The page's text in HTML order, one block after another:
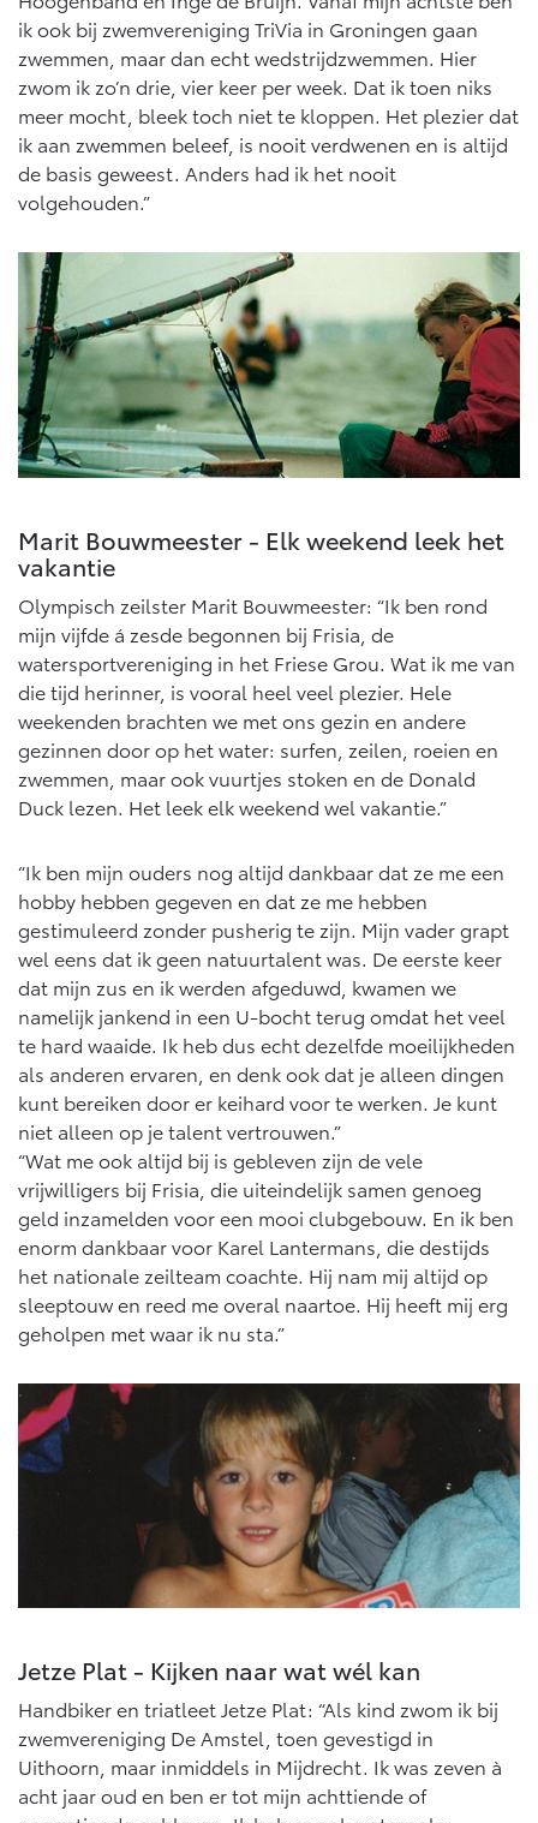
Vanaf € 46.301,- Vanaf € 56.570,-
Land Cruiser (excl. BTW)
Vanaf € 89.986,-
ik ook bij zwemvereniging TriVia in Groningen gaan
zwemmen, maar dan echt wedstrijdzwemmen. Hier
zwom ik zo’n drie, vier keer per week. Dat ik toen niks
meer mocht, bleek toch niet te kloppen. Het plezier dat
ik aan zwemmen beleef, is nooit verdwenen en is altijd
de basis geweest. Anders had ik het nooit
volgehouden.”
Marit Bouwmeester - Elk weekend leek het
vakantie
Olympisch zeilster Marit Bouwmeester: “Ik ben rond
mijn vijfde á zesde begonnen bij Frisia, de
watersportvereniging in het Friese Grou. Wat ik me van
die tijd herinner, is vooral heel veel plezier. Hele
weekenden brachten we met ons gezin en andere
gezinnen door op het water: surfen, zeilen, roeien en
zwemmen, maar ook vuurtjes stoken en de Donald
Duck lezen. Het leek elk weekend wel vakantie.”
“Ik ben mijn ouders nog altijd dankbaar dat ze me een
hobby hebben gegeven en dat ze me hebben
gestimuleerd zonder pusherig te zijn. Mijn vader grapt
wel eens dat ik geen natuurtalent was. De eerste keer
dat mijn zus en ik werden afgeduwd, kwamen we
namelijk jankend in een U-bocht terug omdat het veel
te hard waaide. Ik heb dus echt dezelfde moeilijkheden
als anderen ervaren, en denk ook dat je alleen dingen
kunt bereiken door er keihard voor te werken. Je kunt
niet alleen op je talent vertrouwen.”
“Wat me ook altijd bij is gebleven zijn de vele
vrijwilligers bij Frisia, die uiteindelijk samen genoeg
geld inzamelden voor een mooi clubgebouw. En ik ben
enorm dankbaar voor Karel Lantermans, die destijds
het nationale zeilteam coachte. Hij nam mij altijd op
sleeptouw en reed me overal naartoe. Hij heeft mij erg
geholpen met waar ik nu sta.”
Jetze Plat - Kijken naar wat wél kan
Handbiker en triatleet Jetze Plat: “Als kind zwom ik bij
zwemvereniging De Amstel, toen gevestigd in
Uithoorn, maar inmiddels in Mijdrecht. Ik was zeven à
acht jaar oud en ben er tot mijn achttiende of